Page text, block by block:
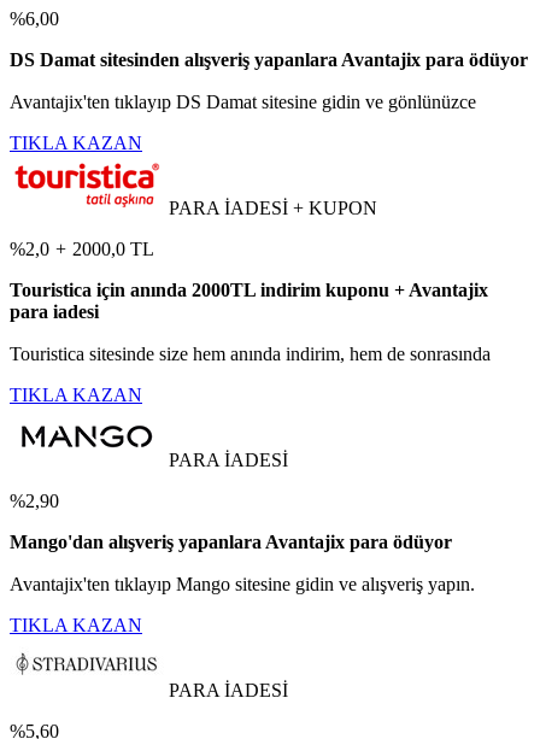
%6,00
DS Damat sitesinden alışveriş yapanlara Avantajix para ödüyor
Avantajix'ten tıklayıp DS Damat sitesine gidin ve gönlünüzce
TIKLA KAZAN
PARA İADESİ + KUPON
%2,0 + 2000,0 TL
Touristica için anında 2000TL indirim kuponu + Avantajix
para iadesi
Touristica sitesinde size hem anında indirim, hem de sonrasında
TIKLA KAZAN
PARA İADESİ
%2,90
Mango'dan alışveriş yapanlara Avantajix para ödüyor
Avantajix'ten tıklayıp Mango sitesine gidin ve alışveriş yapın.
TIKLA KAZAN
PARA İADESİ
%5,60